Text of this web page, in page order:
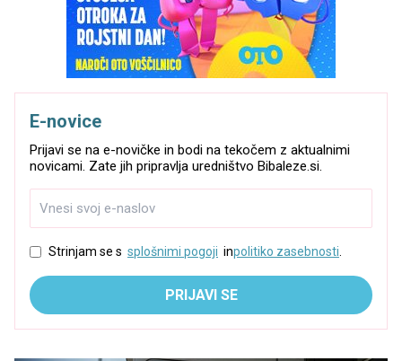
E-novice
Prijavi se na e-novičke in bodi na tekočem z aktualnimi
novicami. Zate jih pripravlja uredništvo Bibaleze.si.
Strinjam se s splošnimi pogoji inpolitiko zasebnosti.
PRIJAVI SE